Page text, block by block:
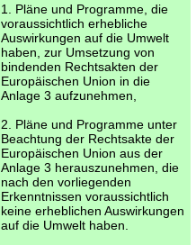
1. Pläne und Programme, die
voraussichtlich erhebliche
Auswirkungen auf die Umwelt
haben, zur Umsetzung von
bindenden Rechtsakten der
Europäischen Union in die
Anlage 3 aufzunehmen,
2. Pläne und Programme unter
Beachtung der Rechtsakte der
Europäischen Union aus der
Anlage 3 herauszunehmen, die
nach den vorliegenden
Erkenntnissen voraussichtlich
keine erheblichen Auswirkungen
auf die Umwelt haben.